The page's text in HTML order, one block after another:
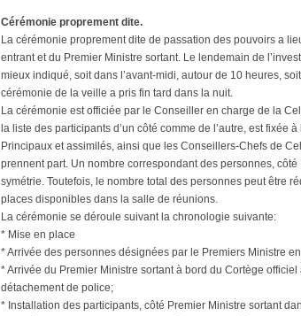
Cérémonie proprement dite.
La cérémonie proprement dite de passation des pouvoirs a
entrant et du Premier Ministre sortant. Le lendemain de
mieux indiqué, soit dans l’avant-midi, autour de 10 heures,
cérémonie de la veille a pris fin tard dans la nuit.
La cérémonie est officiée par le Conseiller en charge de la
la liste des participants d’un côté comme de l’autre, est fixée
Principaux et assimilés, ainsi que les Conseillers-Chefs de
prennent part. Un nombre correspondant des personnes,
symétrie. Toutefois, le nombre total des personnes peut être
places disponibles dans la salle de réunions.
La cérémonie se déroule suivant la chronologie suivante:
* Mise en place
* Arrivée des personnes désignées par le Premiers Ministre
* Arrivée du Premier Ministre sortant à bord du Cortège
détachement de police;
* Installation des participants, côté Premier Ministre sortant